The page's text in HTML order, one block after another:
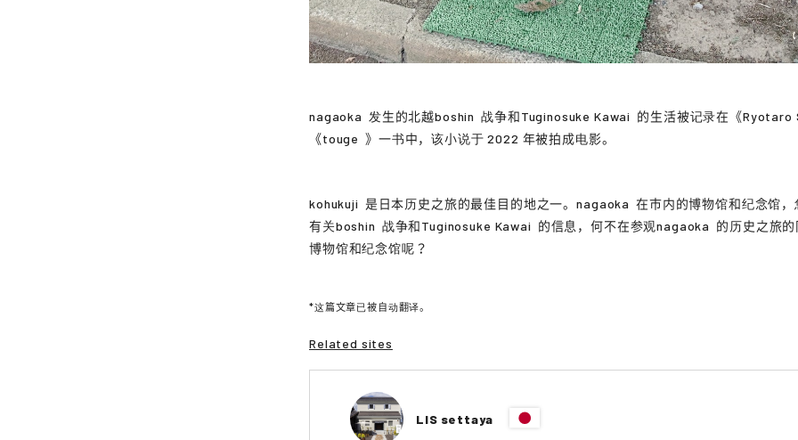
nagaoka 发生的北越boshin 战争和Tuginosuke Kawai 的生活被记录在《Ryotaro
《touge 》一书中，该小说于 2022 年被拍成电影。
kohukuji 是日本历史之旅的最佳目的地之一。nagaoka 在市内的博物馆和纪念馆
有关boshin 战争和Tuginosuke Kawai 的信息，何不在参观nagaoka 的历史之旅
博物馆和纪念馆呢？
*这篇文章已被自动翻译。
Related sites
LIS settaya